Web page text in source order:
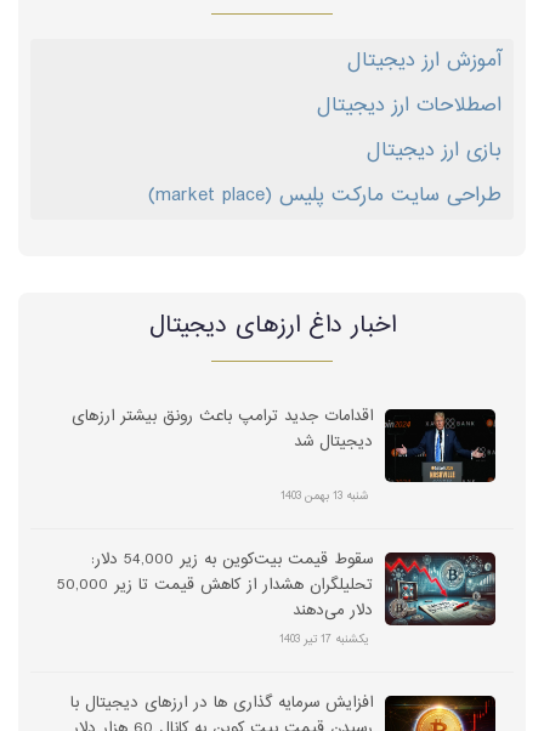
آموزش ارز دیجیتال
اصطلاحات ارز دیجیتال
بازی ارز دیجیتال
طراحی سایت مارکت پلیس (market place)
اخبار داغ ارز‌های دیجیتال
اقدامات جدید ترامپ باعث رونق بیشتر ارزهای
دیجیتال شد
شنبه 13 بهمن 1403
سقوط قیمت بیت‌کوین به زیر 54,000 دلار:
تحلیلگران هشدار از کاهش قیمت تا زیر 50,000
دلار می‌دهند
یکشنبه 17 تیر 1403
افزایش سرمایه گذاری ها در ارزهای دیجیتال با